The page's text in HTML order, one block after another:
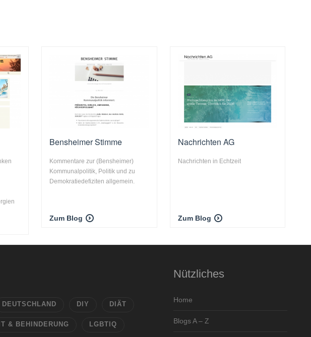
Bensheimer Stimme
Kommentare zur (Bensheimer)
Kommunalpolitik, Politik und zu
Demokratiedefiziten allgemein.
Zum Blog
Nachrichten AG
Nachrichten in Echtzeit
Zum Blog
DEUTSCHLAND DIY DIÄT
& BEHINDERUNG LGBTIQ
Nützliches
Home
Blogs A – Z